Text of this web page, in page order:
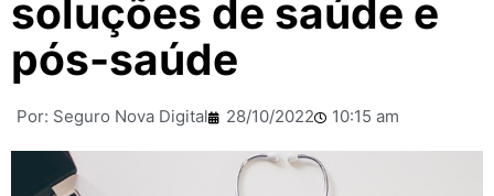
soluções de saúde e
pós-saúde
Por: Seguro Nova Digital 28/10/2022 10:15 am